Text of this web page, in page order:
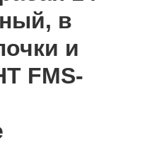
в
и
FMS-